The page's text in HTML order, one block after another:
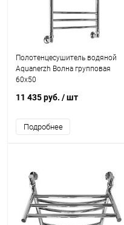
Полотенцесушитель водяной
Aquanerzh Волна групповая
60х50
11 435 руб. / шт
Подробнее